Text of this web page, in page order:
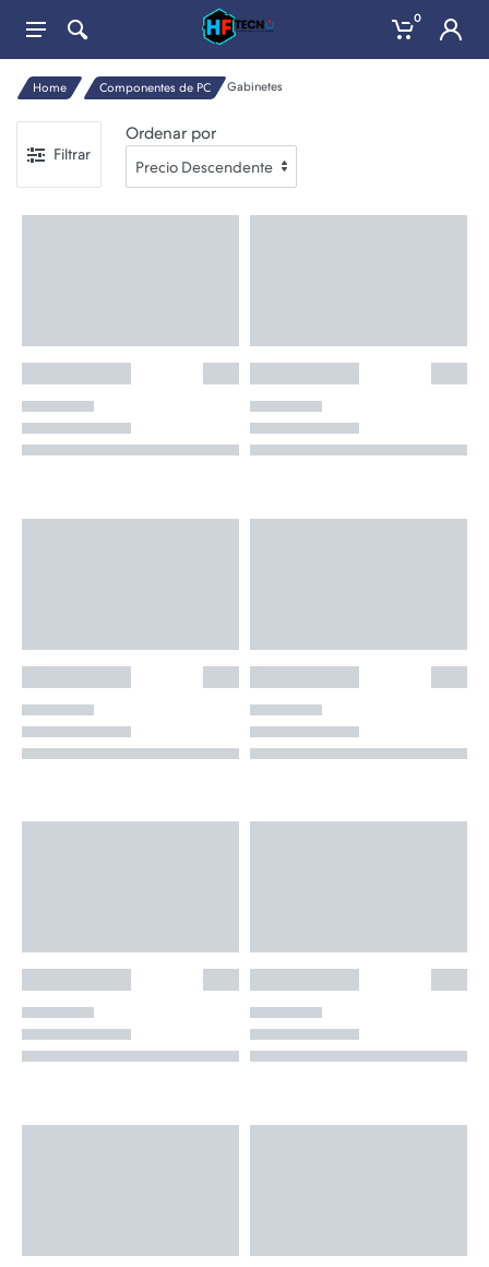
0
Home Componentes de PC Gabinetes
Filtrar
Ordenar por